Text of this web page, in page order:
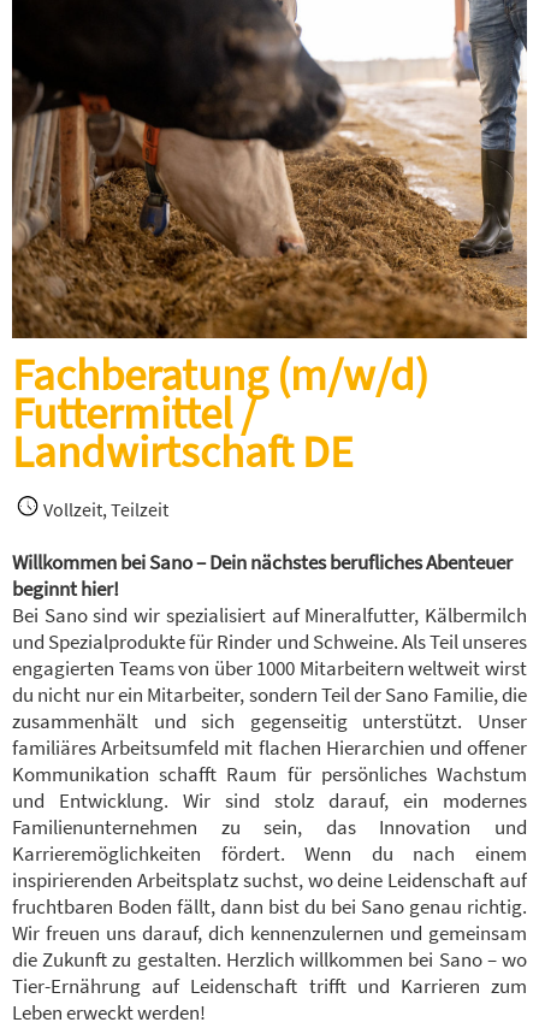
Fachberatung (m/w/d)
Futtermittel /
Landwirtschaft DE
Vollzeit, Teilzeit
Willkommen bei Sano – Dein nächstes berufliches Abenteuer
beginnt hier!
Bei Sano sind wir spezialisiert auf Mineralfutter, Kälbermilch
und Spezialprodukte für Rinder und Schweine. Als Teil unseres
engagierten Teams von über 1000 Mitarbeitern weltweit wirst
du nicht nur ein Mitarbeiter, sondern Teil der Sano Familie, die
zusammenhält und sich gegenseitig unterstützt. Unser
familiäres Arbeitsumfeld mit flachen Hierarchien und offener
Kommunikation schafft Raum für persönliches Wachstum
und Entwicklung. Wir sind stolz darauf, ein modernes
Familienunternehmen zu sein, das Innovation und
Karrieremöglichkeiten fördert. Wenn du nach einem
inspirierenden Arbeitsplatz suchst, wo deine Leidenschaft auf
fruchtbaren Boden fällt, dann bist du bei Sano genau richtig.
Wir freuen uns darauf, dich kennenzulernen und gemeinsam
die Zukunft zu gestalten. Herzlich willkommen bei Sano – wo
Tier-Ernährung auf Leidenschaft trifft und Karrieren zum
Leben erweckt werden!